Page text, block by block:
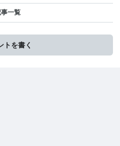
一覧
トを書く